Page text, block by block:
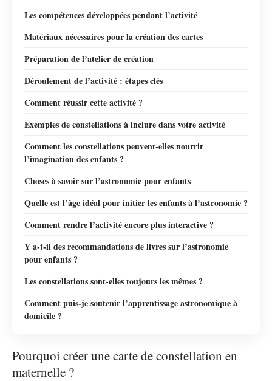
Les compétences développées pendant l’activité
Matériaux nécessaires pour la création des cartes
Préparation de l’atelier de création
Déroulement de l’activité : étapes clés
Comment réussir cette activité ?
Exemples de constellations à inclure dans votre activité
Comment les constellations peuvent-elles nourrir
l’imagination des enfants ?
Choses à savoir sur l’astronomie pour enfants
Quelle est l’âge idéal pour initier les enfants à l’astronomie ?
Comment rendre l’activité encore plus interactive ?
Y a-t-il des recommandations de livres sur l’astronomie
pour enfants ?
Les constellations sont-elles toujours les mêmes ?
Comment puis-je soutenir l’apprentissage astronomique à
domicile ?
Pourquoi créer une carte de constellation en
maternelle ?